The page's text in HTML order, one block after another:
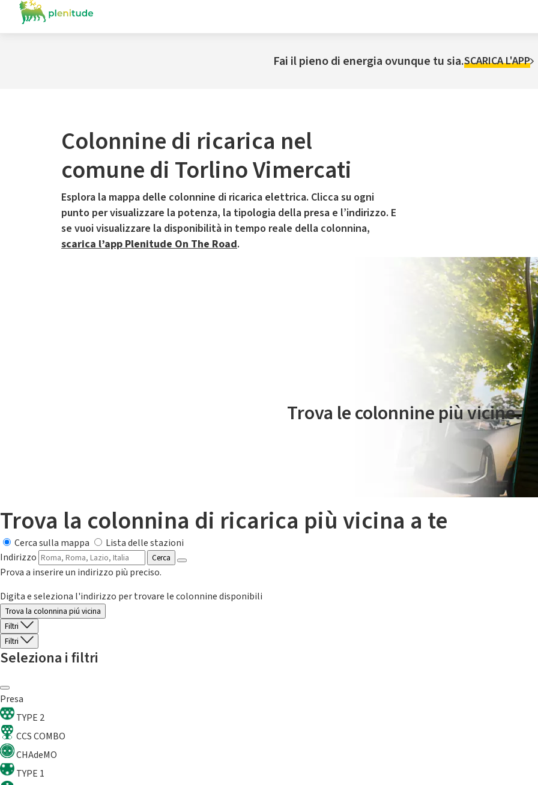
Fai il pieno di energia ovunque tu sia.SCARICA L'APP
Colonnine di ricarica nel
comune di Torlino Vimercati
Esplora la mappa delle colonnine di ricarica elettrica. Clicca su ogni
punto per visualizzare la potenza, la tipologia della presa e l’indirizzo. E
se vuoi visualizzare la disponibilità in tempo reale della colonnina,
scarica l’app Plenitude On The Road.
Il servizio di mobilità elettrica è gestito da Plenitude On The Road
Trova le colonnine più vicine.
Trova la colonnina di ricarica più vicina a te
Cerca sulla mappa
Lista delle stazioni
Indirizzo
Cerca
Prova a inserire un indirizzo più preciso.
Digita e seleziona l'indirizzo per trovare le colonnine disponibili
Trova la colonnina piú vicina
Filtri
Filtri
Seleziona i filtri
Presa
TYPE 2
CCS COMBO
CHAdeMO
TYPE 1